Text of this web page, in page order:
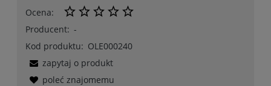
Ocena:
Producent: -
Kod produktu: OLE000240
zapytaj o produkt
poleć znajomemu